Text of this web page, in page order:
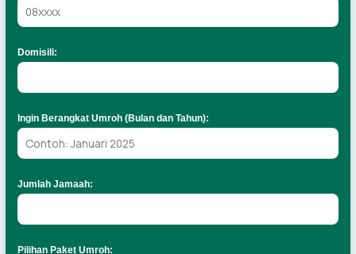
Domisili:
Ingin Berangkat Umroh (Bulan dan Tahun):
Jumlah Jamaah:
Pilihan Paket Umroh: